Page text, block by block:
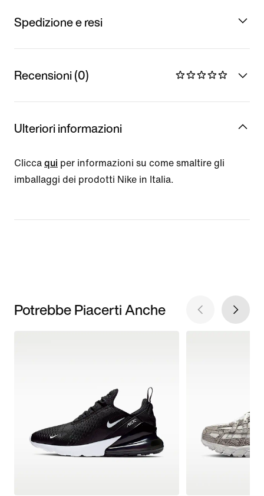
Spedizione e resi
Recensioni (0)
Ulteriori informazioni
Clicca qui per informazioni su come smaltire gli
imballaggi dei prodotti Nike in Italia.
Potrebbe Piacerti Anche